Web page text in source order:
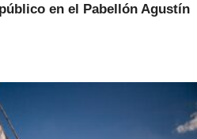
en el Pabellón Agustín